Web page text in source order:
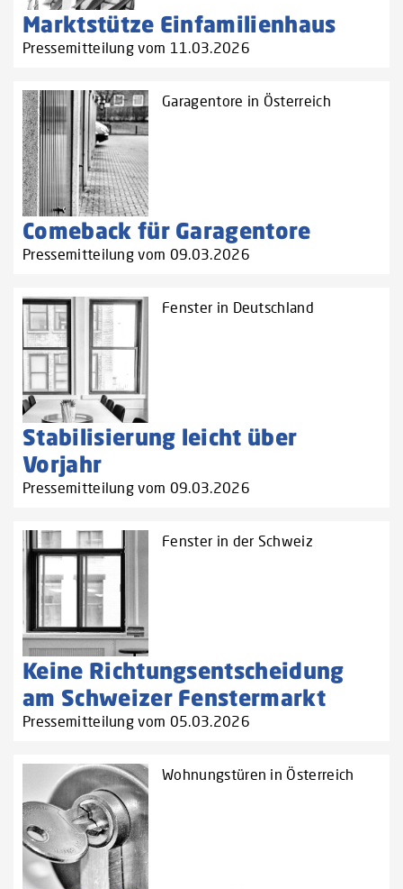
Marktstütze Einfamilienhaus
Pressemitteilung vom 11.03.2026
Garagentore in Österreich
Comeback für Garagentore
Pressemitteilung vom 09.03.2026
Fenster in Deutschland
Stabilisierung leicht über
Vorjahr
Pressemitteilung vom 09.03.2026
Fenster in der Schweiz
Keine Richtungsentscheidung
am Schweizer Fenstermarkt
Pressemitteilung vom 05.03.2026
Wohnungstüren in Österreich